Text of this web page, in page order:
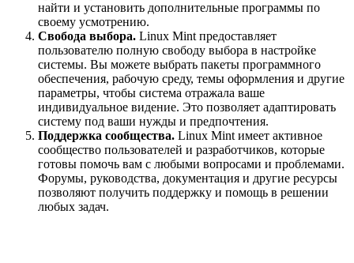
найти и установить дополнительные программы по
своему усмотрению.
Свобода выбора. Linux Mint предоставляет
пользователю полную свободу выбора в настройке
системы. Вы можете выбрать пакеты программного
обеспечения, рабочую среду, темы оформления и другие
параметры, чтобы система отражала ваше
индивидуальное видение. Это позволяет адаптировать
систему под ваши нужды и предпочтения.
Поддержка сообщества. Linux Mint имеет активное
сообщество пользователей и разработчиков, которые
готовы помочь вам с любыми вопросами и проблемами.
Форумы, руководства, документация и другие ресурсы
позволяют получить поддержку и помощь в решении
любых задач.